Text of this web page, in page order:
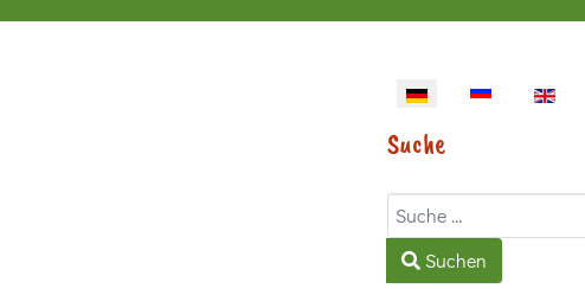
Sprache auswählen
Suche
Suchen
Suchen